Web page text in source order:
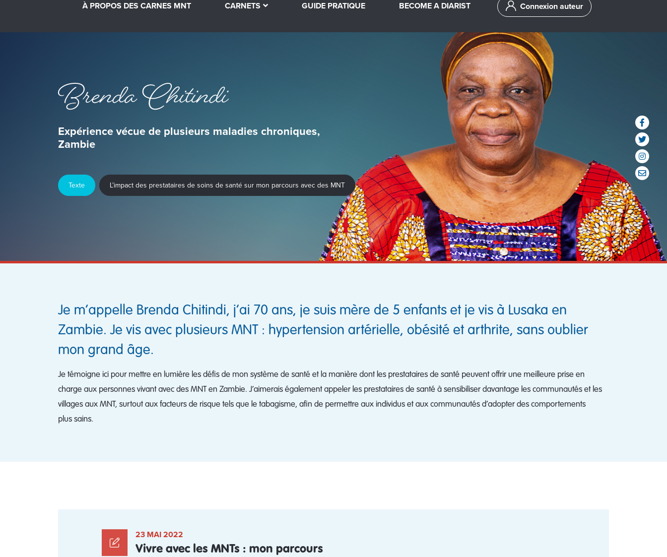
À PROPOS DES CARNES MNT CARNETS GUIDE PRATIQUE BECOME A DIARIST Connexion auteur
Brenda Chitindi
Expérience vécue de plusieurs maladies chroniques,
Zambie
Texte L’impact des prestataires de soins de santé sur mon parcours avec des MNT
Je m’appelle Brenda Chitindi, j’ai 70 ans, je suis mère de 5 enfants et je vis à Lusaka en
Zambie. Je vis avec plusieurs MNT : hypertension artérielle, obésité et arthrite, sans oublier
mon grand âge.
Je témoigne ici pour mettre en lumière les défis de mon système de santé et la manière dont les prestataires de santé peuvent offrir une meilleure prise en
charge aux personnes vivant avec des MNT en Zambie. J’aimerais également appeler les prestataires de santé à sensibiliser davantage les communautés et les
villages aux MNT, surtout aux facteurs de risque tels que le tabagisme, afin de permettre aux individus et aux communautés d’adopter des comportements
plus sains.
23 MAI 2022
Vivre avec les MNTs : mon parcours